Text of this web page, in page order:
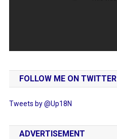
FOLLOW ME ON TWITTER
Tweets by @Up18N
ADVERTISEMENT